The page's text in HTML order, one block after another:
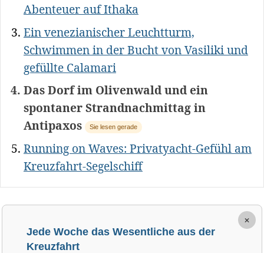
Abenteuer auf Ithaka
Ein venezianischer Leuchtturm,
Schwimmen in der Bucht von Vasiliki und
gefüllte Calamari
Das Dorf im Olivenwald und ein
spontaner Strandnachmittag in
Antipaxos
Sie lesen gerade
Running on Waves: Privatyacht-Gefühl am
Kreuzfahrt-Segelschiff
×
Jede Woche das Wesentliche aus der
Kreuzfahrt